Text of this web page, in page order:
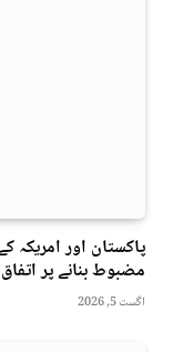
پاکستان اور امریکہ
مضبوط بنانے پر اتفاق
اگست 5, 2026